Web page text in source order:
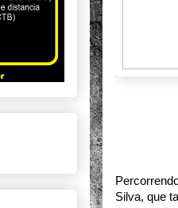
Silva, que